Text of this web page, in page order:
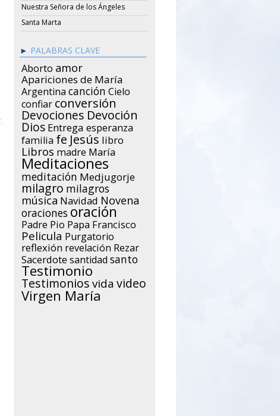
Nuestra Señora de los Ángeles
Santa Marta
PALABRAS CLAVE
Aborto amor
Apariciones de María
Argentina canción Cielo
confiar conversión
Devociones Devoción
Dios Entrega esperanza
familia fe Jesús libro
Libros madre María
Meditaciones
meditación Medjugorje
milagro milagros
música Navidad Novena
oraciones oración
Padre Pio Papa Francisco
Pelicula Purgatorio
reflexión revelación Rezar
Sacerdote santidad santo
Testimonio
Testimonios vida video
Virgen María